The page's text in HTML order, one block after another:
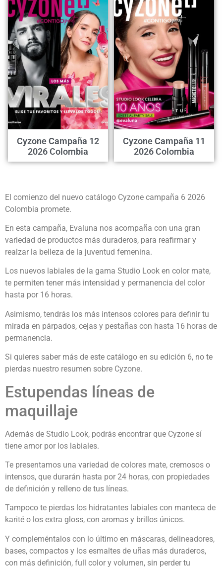
Cyzone Campaña 12
2026 Colombia
Cyzone Campaña 11
2026 Colombia
El comienzo del nuevo catálogo Cyzone campaña 6 2026
Colombia promete.
En esta campaña, Evaluna nos acompaña con una gran
variedad de productos más duraderos, para reafirmar y
realzar la belleza de la juventud femenina.
Los nuevos labiales de la gama Studio Look en color mate,
te permiten tener más intensidad y permanencia del color
hasta por 16 horas.
Asimismo, tendrás los más intensos colores para definir tu
mirada en párpados, cejas y pestañas con hasta 16 horas de
permanencia.
Si quieres saber más de este catálogo en su edición 6, no te
pierdas nuestro resumen sobre Cyzone.
Estupendas líneas de
maquillaje
Además de Studio Look, podrás encontrar que Cyzone sí
tiene amor por los labiales.
Te presentamos una variedad de colores mate, cremosos o
intensos, que durarán hasta por 24 horas, con propiedades
de definición y relleno de tus líneas.
Tampoco te pierdas los hidratantes labiales con manteca de
karité o los extra gloss, con aromas y brillos únicos.
Y compleméntalos con lo último en máscaras, delineadores,
bases, compactos y los esmaltes de uñas más duraderos,
con más definición, full color y volumen, sin perder tu